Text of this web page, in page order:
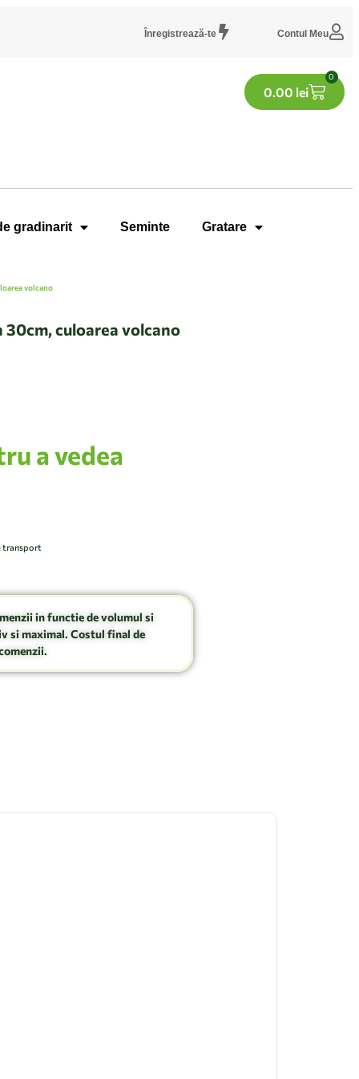
Înregistrează-te Contul Meu
0.00 lei
0
gradinarit Seminte Gratare
volcano
culoarea volcano
a vedea
transport
in functie de volumul si
si maximal. Costul final de